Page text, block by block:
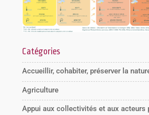
Catégories
Accueillir, cohabiter, préserver la
Agriculture
Appui aux collectivités et aux acteurs